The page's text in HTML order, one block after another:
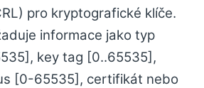
pro kryptografické klíče.
informace jako typ
key tag [0..65535],
[0-65535], certifikát nebo